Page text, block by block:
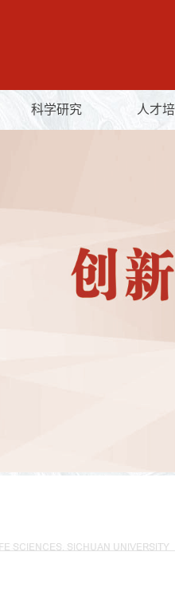
科学研究 人才